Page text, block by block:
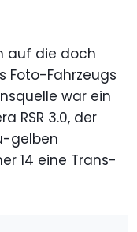
auf die doch
Foto-Fahrzeugs
war ein
RSR 3.0, der
gelben
14 eine Trans-